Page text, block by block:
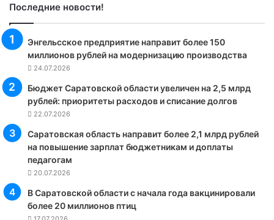
Последние новости!
Энгельсское предприятие направит более 150
миллионов рублей на модернизацию производства
24.07.2026
Бюджет Саратовской области увеличен на 2,5 млрд
рублей: приоритеты расходов и списание долгов
22.07.2026
Саратовская область направит более 2,1 млрд рублей
на повышение зарплат бюджетникам и доплаты
педагогам
20.07.2026
В Саратовской области с начала года вакцинировали
более 20 миллионов птиц